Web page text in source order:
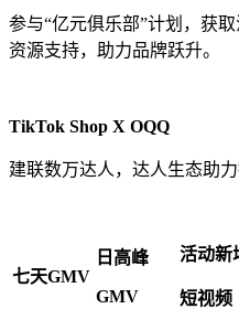
参与“亿元俱乐部”计划，获
资源支持，助力品牌跃升。
TikTok Shop X OQQ
建联数万达人，达人生态助
七天GMV
日高峰
GMV
活动新
短视频